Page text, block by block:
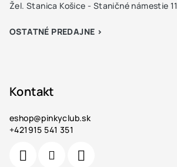
Žel. Stanica Košice - Staničné námestie 11
OSTATNÉ PREDAJNE >
Kontakt
eshop@pinkyclub.sk
+421915 541 351